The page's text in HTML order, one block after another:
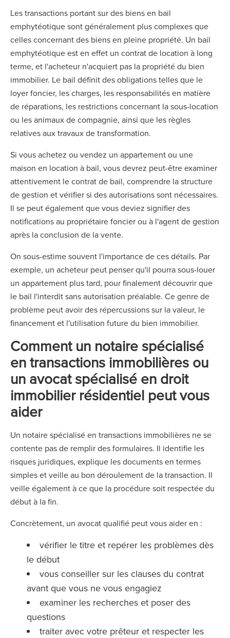
Les transactions portant sur des biens en bail
emphytéotique sont généralement plus complexes que
celles concernant des biens en pleine propriété. Un bail
emphytéotique est en effet un contrat de location à long
terme, et l'acheteur n'acquiert pas la propriété du bien
immobilier. Le bail définit des obligations telles que le
loyer foncier, les charges, les responsabilités en matière
de réparations, les restrictions concernant la sous-location
ou les animaux de compagnie, ainsi que les règles
relatives aux travaux de transformation.
Si vous achetez ou vendez un appartement ou une
maison en location à bail, vous devrez peut-être examiner
attentivement le contrat de bail, comprendre la structure
de gestion et vérifier si des autorisations sont nécessaires.
Il se peut également que vous deviez signifier des
notifications au propriétaire foncier ou à l'agent de gestion
après la conclusion de la vente.
On sous-estime souvent l'importance de ces détails. Par
exemple, un acheteur peut penser qu'il pourra sous-louer
un appartement plus tard, pour finalement découvrir que
le bail l'interdit sans autorisation préalable. Ce genre de
problème peut avoir des répercussions sur la valeur, le
financement et l'utilisation future du bien immobilier.
Comment un notaire spécialisé
en transactions immobilières ou
un avocat spécialisé en droit
immobilier résidentiel peut vous
aider
Un notaire spécialisé en transactions immobilières ne se
contente pas de remplir des formulaires. Il identifie les
risques juridiques, explique les documents en termes
simples et veille au bon déroulement de la transaction. Il
veille également à ce que la procédure soit respectée du
début à la fin.
Concrètement, un avocat qualifié peut vous aider en :
vérifier le titre et repérer les problèmes dès
le début
vous conseiller sur les clauses du contrat
avant que vous ne vous engagiez
examiner les recherches et poser des
questions
traiter avec votre prêteur et respecter les